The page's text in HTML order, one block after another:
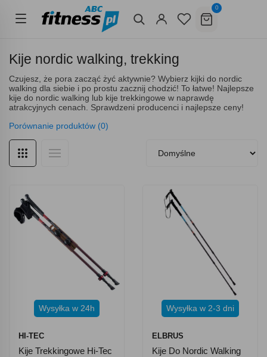
0
Kije nordic walking, trekking
Czujesz, że pora zacząć żyć aktywnie? Wybierz kijki do nordic
walking dla siebie i po prostu zacznij chodzić! To łatwe! Najlepsze
kije do nordic walking lub kije trekkingowe w naprawdę
atrakcyjnych cenach. Sprawdzeni producenci i najlepsze ceny!
Porównanie produktów (0)
Wysyłka w 24h
HI-TEC
Kije Trekkingowe Hi-Tec
Wysyłka w 2-3 dni
ELBRUS
Kije Do Nordic Walking